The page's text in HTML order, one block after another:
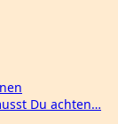
Du achten…